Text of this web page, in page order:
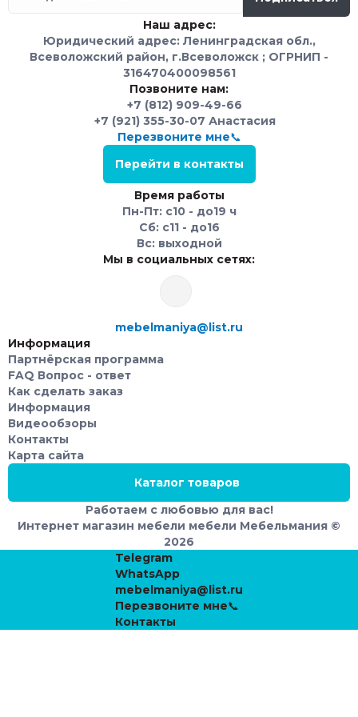
заказ. Вы можете выбрать стильный дизайн, форму,
цветовую гамму и даже мелкие детали, чтобы создать
уникальную и неповторимую прихожую, отражающую вашу
У нас в наличии Прихожие различных размеров, поэтому
вы можете без проблем найти прихожую, идеально
подходящую для вашей комнаты. Наша команда
профессионалов обеспечит индивидуальный подход к
каждому заказу и гарантирует высокое качество и
внимание к деталям.
Заказать прихожую в
Гатчина
по индивидуальному заказу уже сегодня. Сделайте вашу
прихожую особым местом, где вы сможете проводить
время с семьей и друзьями, наслаждаться комфортом и
красотой своего интерьера.
Наш адрес:
Юридический адрес: Ленинградская обл.,
Всеволожский район, г.Всеволожск ; ОГРНИП -
316470400098561
Позвоните нам:
+7 (812) 909-49-66
+7 (921) 355-30-07 Анастасия
Перезвоните мне📞
Перейти в контакты
Время работы
Пн-Пт: с10 - до19 ч
Сб: с11 - до16
Вс: выходной
Мы в социальных сетях:
mebelmaniya@list.ru
Информация
Партнёрская программа
FAQ Вопрос - ответ
Как сделать заказ
Информация
Видеообзоры
Контакты
Карта сайта
Каталог товаров
Работаем с любовью для вас!
Интернет магазин мебели мебели Мебельмания ©
2026
Telegram
WhatsApp
mebelmaniya@list.ru
Перезвоните мне📞
Контакты